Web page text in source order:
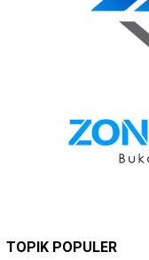
TOPIK POPULER